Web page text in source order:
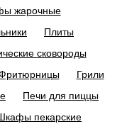
жарочные
Плиты
сковороды
Грили
Печи для пиццы
пекарские